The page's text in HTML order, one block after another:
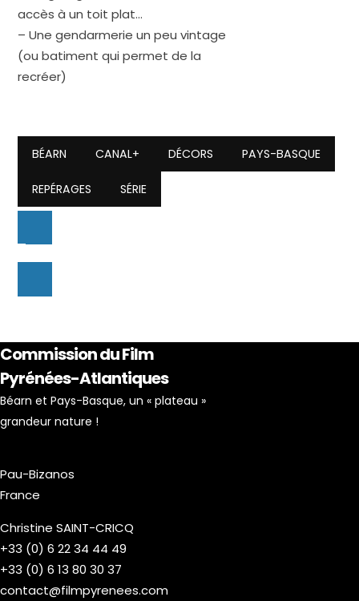
accès à un toit plat…
– Une gendarmerie un peu vintage
(ou batiment qui permet de la
recréer)
BÉARN CANAL+ DÉCORS PAYS-BASQUE
REPÉRAGES SÉRIE
Commission du Film
Pyrénées-Atlantiques
Béarn et Pays-Basque, un « plateau »
grandeur nature !
Pau-Bizanos
France
Christine SAINT-CRICQ
+33 (0) 6 22 34 44 49
+33 (0) 6 13 80 30 37
contact@filmpyrenees.com